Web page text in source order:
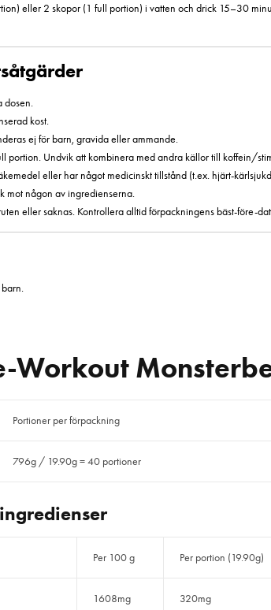
eller 2 skopor (1 full portion) i vatten och drick 15–30
dosen.
kost.
ej för barn, gravida eller ammande.
portion. Undvik att kombinera med andra källor till koffein/
eller har något medicinskt tillstånd (t.ex. hjärt-
mot någon av ingredienserna.
eller saknas. Kontrollera alltid förpackningens bäst-före-
barn.
Workout
Portioner per förpackning
796g / 19.90g = 40 portioner
Per 100 g Per portion (19.90g)
1608mg 320mg